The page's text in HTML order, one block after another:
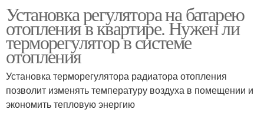
Установка регулятора на батарею
отопления в квартире. Нужен ли
терморегулятор в системе
отопления
Установка терморегулятора радиатора отопления
позволит изменять температуру воздуха в помещении и
экономить тепловую энергию